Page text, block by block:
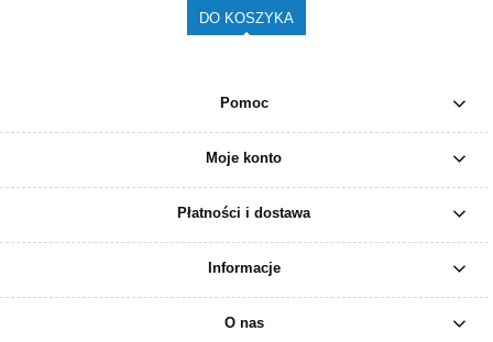
DO KOSZYKA
Pomoc
Moje konto
Płatności i dostawa
Informacje
O nas